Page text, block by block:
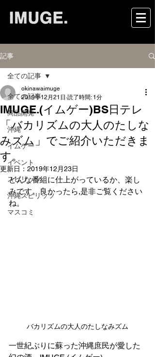
記事
全ての記事
商品開発
沖縄
イムゲー
イベント
スピリッツ
沖縄スピリッツ
マスコミ
全ての記事
IMUGE.(イムゲー)BS日テレ
「バカリズムの大人のたしな
みズム」でご紹介いただきま
す。
okinawaimuge
2019年12月21日 読了時間: 1分
更新日： 2019年12月23日
どんな番組に仕上がっているか、楽し
みです。良かったら,是非ご覧ください
ね。
バカリズムの大人のたしなみズム
一世紀ぶりに蘇った沖縄庶民が愛した